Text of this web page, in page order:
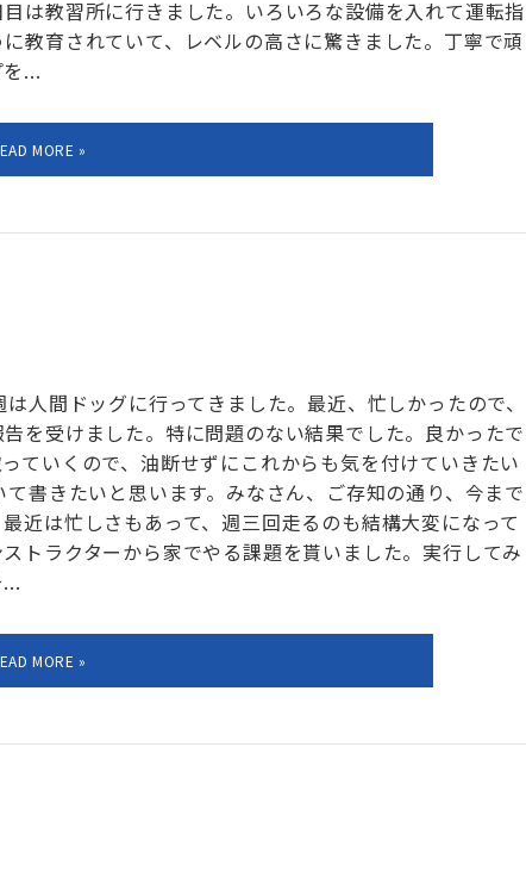
は教習所に行きました。いろいろな設備を入れて運転指
教育されていて、レベルの高さに驚きました。丁寧で頑
...
人間ドッグに行ってきました。最近、忙しかったので、
を受けました。特に問題のない結果でした。良かったで
ていくので、油断せずにこれからも気を付けていきたい
書きたいと思います。みなさん、ご存知の通り、今まで
近は忙しさもあって、週三回走るのも結構大変になって
トラクターから家でやる課題を貰いました。実行してみ